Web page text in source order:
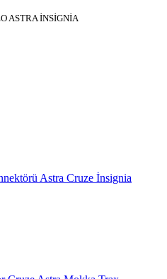
ASTRA İNSİGNİA
Astra Cruze İnsignia